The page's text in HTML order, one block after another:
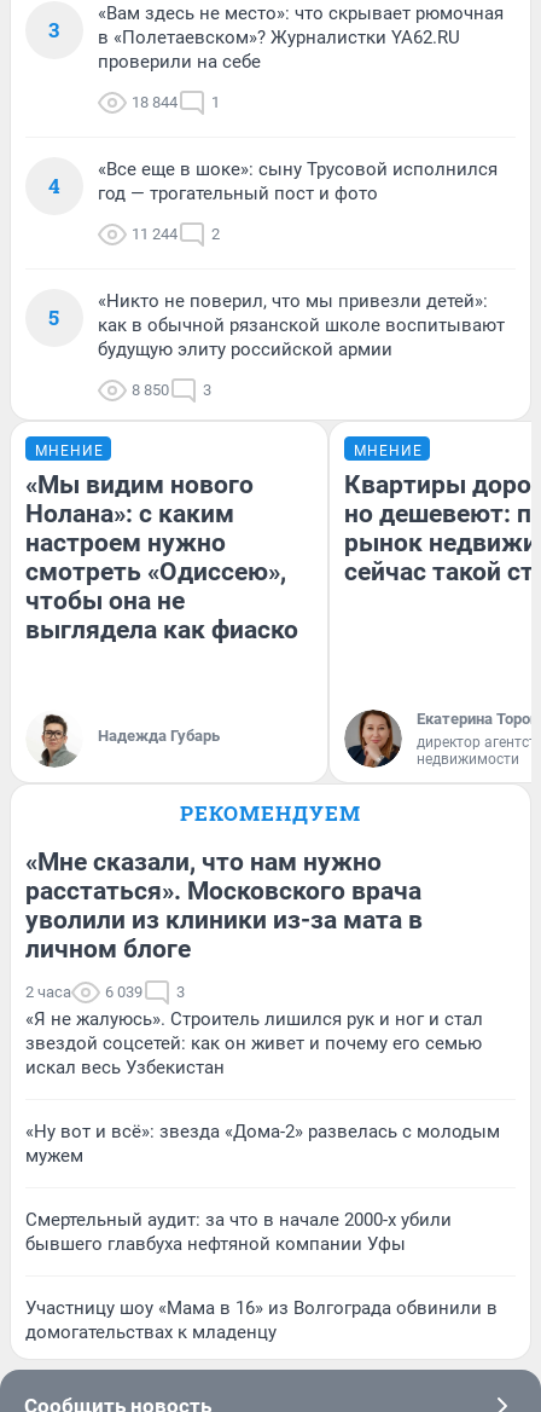
3
«Вам здесь не место»: что скрывает рюмочная
в «Полетаевском»? Журналистки YA62.RU
проверили на себе
18 844 1
4
«Все еще в шоке»: сыну Трусовой исполнился
год — трогательный пост и фото
11 244 2
5
«Никто не поверил, что мы привезли детей»:
как в обычной рязанской школе воспитывают
будущую элиту российской армии
8 850 3
МНЕНИЕ
«Мы видим нового
Нолана»: с каким
настроем нужно
смотреть «Одиссею»,
чтобы она не
выглядела как фиаско
Надежда Губарь
МНЕНИЕ
Квартиры
но дешевеют:
рынок
сейчас такой
Екатерина
директор
недвижимости
РЕКОМЕНДУЕМ
«Мне сказали, что нам нужно
расстаться». Московского врача
уволили из клиники из-за мата в
личном блоге
2 часа 6 039 3
«Я не жалуюсь». Строитель лишился рук и ног и стал
звездой соцсетей: как он живет и почему его семью
искал весь Узбекистан
«Ну вот и всё»: звезда «Дома-2» развелась с молодым
мужем
Смертельный аудит: за что в начале 2000-х убили
бывшего главбуха нефтяной компании Уфы
Участницу шоу «Мама в 16» из Волгограда обвинили в
домогательствах к младенцу
Сообщить новость